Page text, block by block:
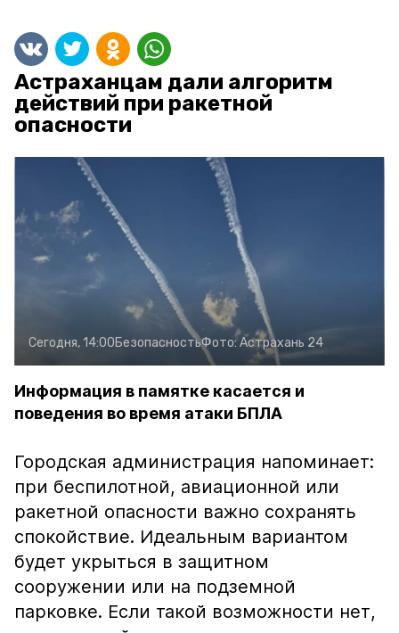
Астраханцам дали алгоритм
действий при ракетной
опасности
Сегодня, 14:00БезопасностьФото:Астрахань 24
Информация в памятке касается и
поведения во время атаки БПЛА
Городская администрация напоминает:
при беспилотной, авиационной или
ракетной опасности важно сохранять
спокойствие. Идеальным вариантом
будет укрыться в защитном
сооружении или на подземной
парковке. Если такой возможности нет,